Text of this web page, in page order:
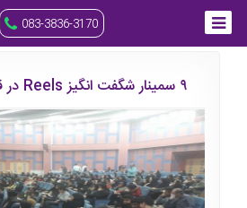
083-3836-3170
۹ سمینار شگفت انگیز Reels در قزوین